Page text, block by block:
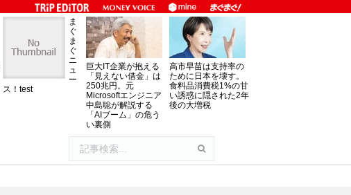
ま
ぐ
ま
ぐ
ニ
ュ
ー
ス！test
巨大IT企業が抱える
「見えない借金」は
250兆円。元
Microsoftエンジニア
中島聡が解説する
「AIブーム」の危う
い裏側
高市早苗は支持率の
ために日本を壊す。
食料品消費税1%の甘
い誘惑に隠された2年
後の大増税